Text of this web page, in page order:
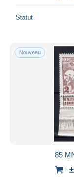
Statut
Nouveau
85